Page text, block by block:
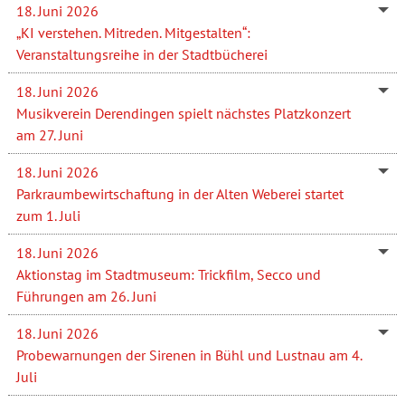
18. Juni 2026
„KI verstehen. Mitreden. Mitgestalten“:
Veranstaltungsreihe in der Stadtbücherei
18. Juni 2026
Musikverein Derendingen spielt nächstes Platzkonzert
am 27. Juni
18. Juni 2026
Parkraumbewirtschaftung in der Alten Weberei startet
zum 1. Juli
18. Juni 2026
Aktionstag im Stadtmuseum: Trickfilm, Secco und
Führungen am 26. Juni
18. Juni 2026
Probewarnungen der Sirenen in Bühl und Lustnau am 4.
Juli